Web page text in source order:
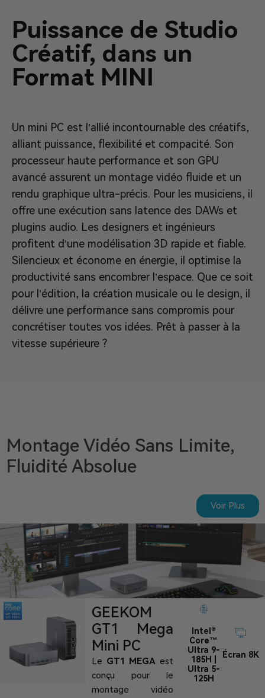
Puissance de Studio
Créatif, dans un
Format MINI
Un mini PC est l’allié incontournable des créatifs,
alliant puissance, flexibilité et compacité. Son
processeur haute performance et son GPU
avancé assurent un montage vidéo fluide et un
rendu graphique ultra-précis. Pour les musiciens, il
offre une exécution sans latence des DAWs et
plugins audio. Les designers et ingénieurs
profitent d’une modélisation 3D rapide et fiable.
Silencieux et économe en énergie, il optimise la
productivité sans encombrer l’espace. Que ce soit
pour l’édition, la création musicale ou le design, il
délivre une performance sans compromis pour
concrétiser toutes vos idées. Prêt à passer à la
vitesse supérieure ?
Montage Vidéo Sans Limite,
Fluidité Absolue
Voir Plus
GEEKOM
GT1 Mega
Mini PC
Le GT1 MEGA est
conçu pour le
montage vidéo
Intel®
Core™
Ultra 9-
185H |
Ultra 5-
125H
Écran 8K